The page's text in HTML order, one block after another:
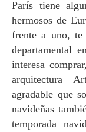
París tiene algunos de los árboles de Navidad más
hermosos de
frente a uno, te
departamental
interesa
arquitectura
agradable que
navideñas
temporada